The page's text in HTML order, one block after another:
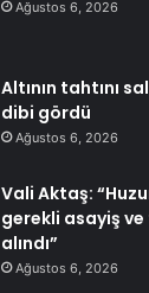
Ağustos 6, 2026
Altının tahtını
dibi gördü
Ağustos 6, 2026
Vali Aktaş:
gerekli asayiş
alındı”
Ağustos 6, 2026